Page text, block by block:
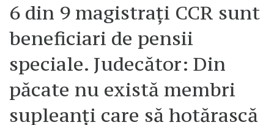
6 din 9 magistrați CCR sunt
beneficiari de pensii
speciale. Judecător: Din
păcate nu există membri
supleanți care să hotărască